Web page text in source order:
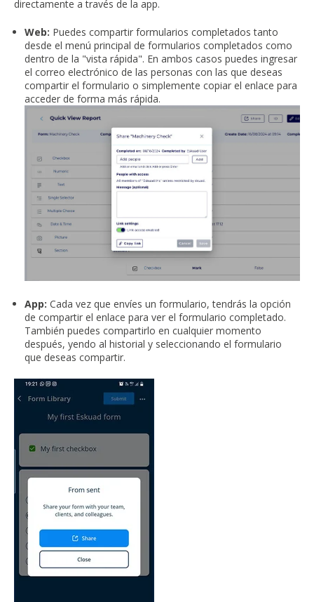
directamente a través de la app.
Web: Puedes compartir formularios completados tanto
desde el menú principal de formularios completados como
dentro de la "vista rápida". En ambos casos puedes ingresar
el correo electrónico de las personas con las que deseas
compartir el formulario o simplemente copiar el enlace para
acceder de forma más rápida.
App: Cada vez que envíes un formulario, tendrás la opción
de compartir el enlace para ver el formulario completado.
También puedes compartirlo en cualquier momento
después, yendo al historial y seleccionando el formulario
que deseas compartir.